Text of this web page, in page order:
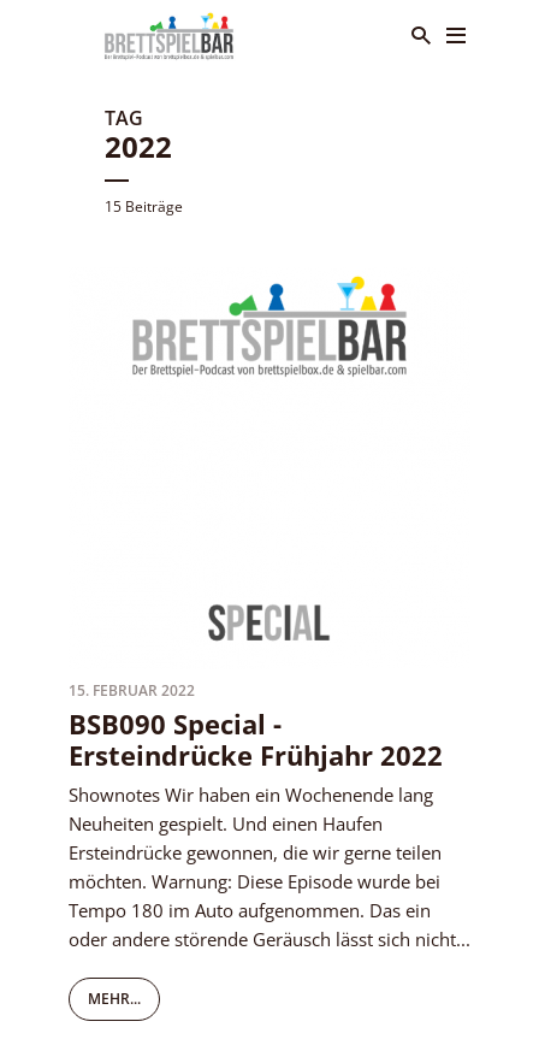
TAG
2022
15 Beiträge
15. FEBRUAR 2022
BSB090 Special -
Ersteindrücke Frühjahr 2022
Shownotes Wir haben ein Wochenende lang
Neuheiten gespielt. Und einen Haufen
Ersteindrücke gewonnen, die wir gerne teilen
möchten. Warnung: Diese Episode wurde bei
Tempo 180 im Auto aufgenommen. Das ein
oder andere störende Geräusch lässt sich nicht...
MEHR...